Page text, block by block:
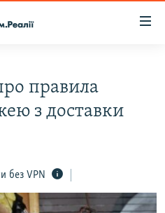
правила
з доставки
без VPN